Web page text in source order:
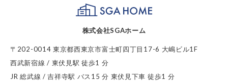
株式会社SGAホーム
〒202-0014 東京都西東京市富士町四丁目17-6 大嶋ビル1F
西武新宿線 / 東伏見駅 徒歩1 分
JR 総武線 / 吉祥寺駅 バス15 分 東伏見下車 徒歩1 分